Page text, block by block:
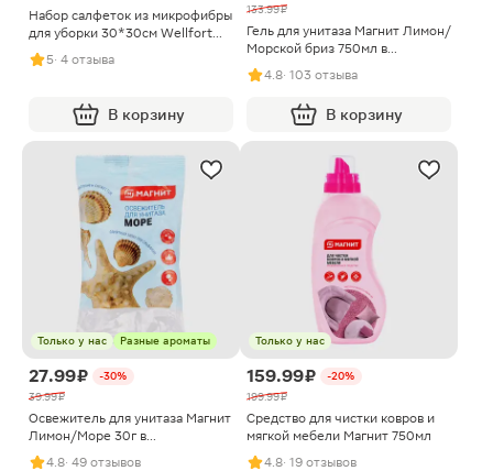
Набор салфеток из микрофибры
для уборки 30*30см Wellfort
4шт
5· 4 отзыва
В корзину
133.99 ₽
Гель для унитаза Магнит Лимон/
Морской бриз 750мл в
ассортименте
4.8· 103 отзыва
В корзину
Только у нас Разные ароматы
27.99 ₽
-30%
39.99 ₽
Освежитель для унитаза Магнит
Лимон/Море 30г в
ассортименте
4.8· 49 отзывов
Только у нас
159.99 ₽
-20%
199.99 ₽
Средство для чистки ковров и
мягкой мебели Магнит 750мл
4.8· 19 отзывов